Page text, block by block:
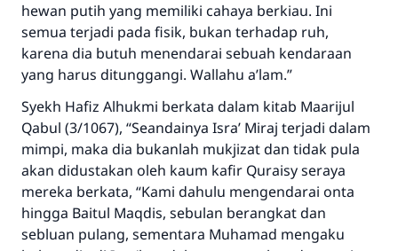
hewan putih yang memiliki cahaya berkiau. Ini
semua terjadi pada fisik, bukan terhadap ruh,
karena dia butuh menendarai sebuah kendaraan
yang harus ditunggangi. Wallahu a’lam.”
Syekh Hafiz Alhukmi berkata dalam kitab Maarijul
Qabul (3/1067), “Seandainya Isra’ Miraj terjadi dalam
mimpi, maka dia bukanlah mukjizat dan tidak pula
akan didustakan oleh kaum kafir Quraisy seraya
mereka berkata, “Kami dahulu mengendarai onta
hingga Baitul Maqdis, sebulan berangkat dan
sebluan pulang, sementara Muhamad mengaku